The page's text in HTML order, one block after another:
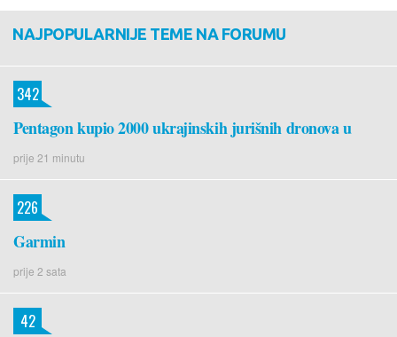
NAJPOPULARNIJE TEME NA FORUMU
Pentagon kupio 2000 ukrajinskih jurišnih dronova u
prije 21 minutu
342
Garmin
prije 2 sata
226
42